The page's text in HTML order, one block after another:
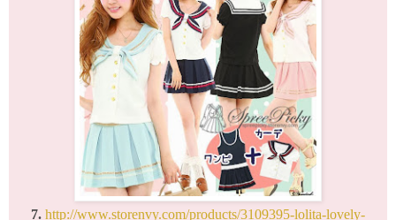
7. http://www.storenvy.com/products/3109395-lolita-lovely-